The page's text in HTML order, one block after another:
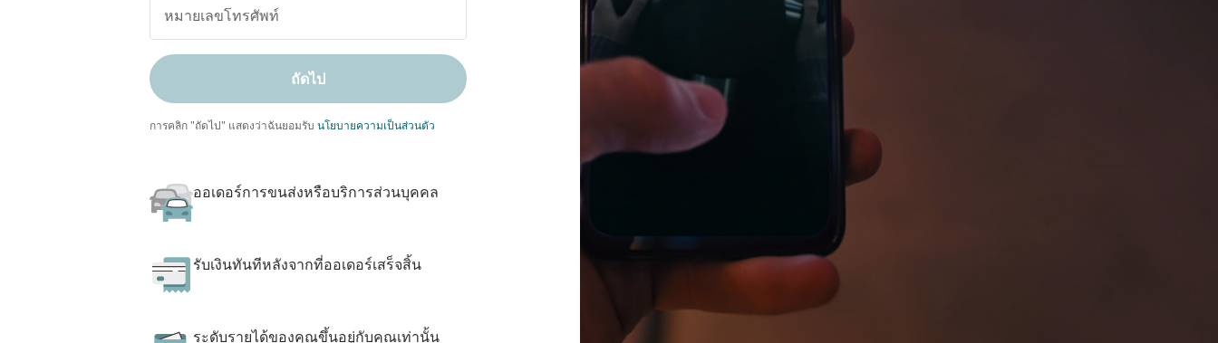
ถัดไป
การคลิก "ถัดไป" แสดงว่าฉันยอมรับ นโยบายความเป็นส่วนตัว
ออเดอร์การขนส่งหรือบริการส่วนบุคคล
รับเงินทันทีหลังจากที่ออเดอร์เสร็จสิ้น
ระดับรายได้ของคุณขึ้นอยู่กับคุณเท่านั้น